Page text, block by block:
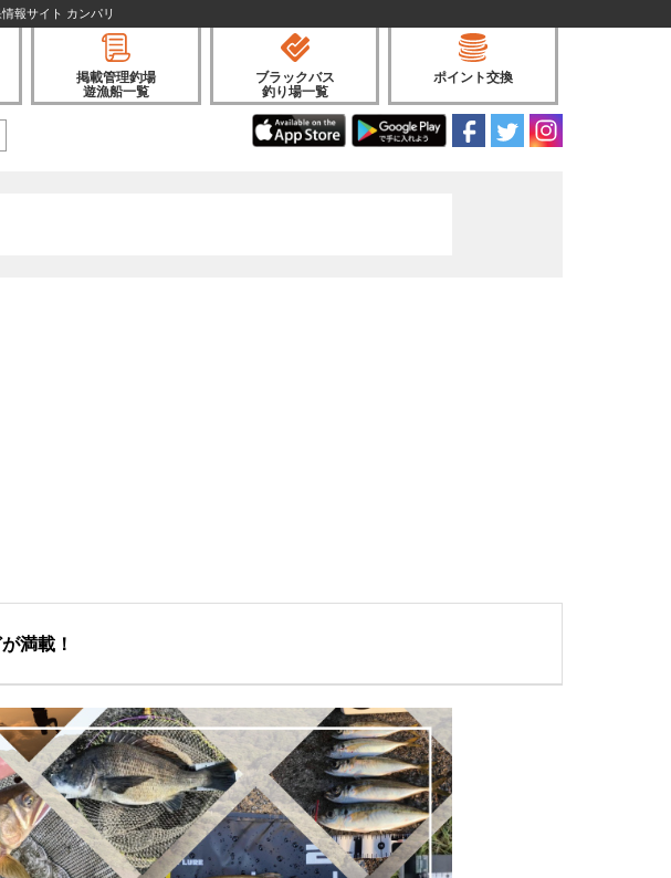
報サイト カンパリ
掲載管理釣場
遊漁船一覧
ブラックバス
釣り場一覧
ポイント交換
満載！